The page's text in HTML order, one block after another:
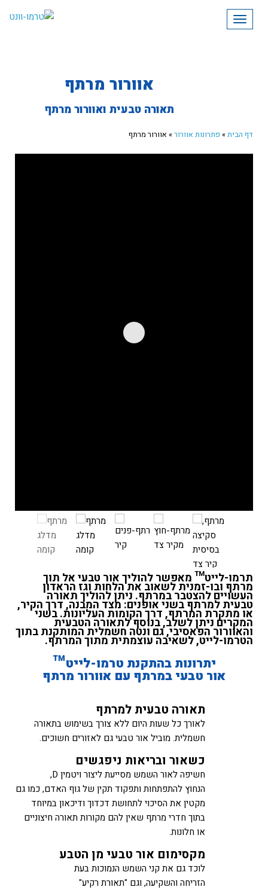
תפריט
אוורור מרתף
תאורה טבעית ואוורור מרתף
דף הבית» פתרונות אוורור» אוורור מרתף
תרמו-לייט™ מאפשר להוליך אור טבעי אל תוך
מרתף ובו-זמנית לשאוב את הלחות וגז הראדון
העשויים להצטבר במרתף. ניתן להוליך תאורה
טבעית למרתף בשני אופנים: מצד המבנה, דרך הקיר,
או מתקרת המרתף, דרך הקומות העליונות. בשני
המקרים ניתן לשלב, בנוסף לתאורה הטבעית
והאוורור הפאסיבי, גם ונטה חשמלית המותקנת בתוך
הטרמו-לייט, לשאיבה עוצמתית מתוך המרתף.
יתרונות בהתקנת טרמו-לייט™
אור טבעי במרתף עם אוורור מרתף
תאורה טבעית למרתף
לאורך כל שעות היום ללא צורך בשימוש בתאורה
חשמלית. מוביל אור טבעי גם לאזורים חשוכים.
כשאור ובריאות ניפגשים
חשיפה לאור השמש מסייעת ליצור ויטמין D,
הנחוץ להתפתחות ותפקוד תקין של גוף האדם, כמו גם
מקטין את הסיכוי לתחושת דכדוך ודיכאון במיוחד
בתוך חדרי מרתף שאין להם מקורות תאורה חיצוניים
או חלונות.
מקסימום אור טבעי מן הטבע
לוכד גם את קני השמש הנמוכות בעת
הזריחה והשקיעה, וגם "תאורת רקיע"